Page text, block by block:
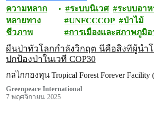
ความหลาก
หลายทาง
ชีวภาพ
ระบบนิเวศ
ระบบอาห
UNFCCCOP
ป่าไม้
การเมืองและสภาพภูมิ
ผืนป่าทั่วโลกกำลังวิกฤต นี่คือสิ่งที่ผู้นำ
ปกป้องป่าในเวที COP30
กลไกกองทุน Tropical Forest Forever
Greenpeace International
7 พฤศจิกายน 2025